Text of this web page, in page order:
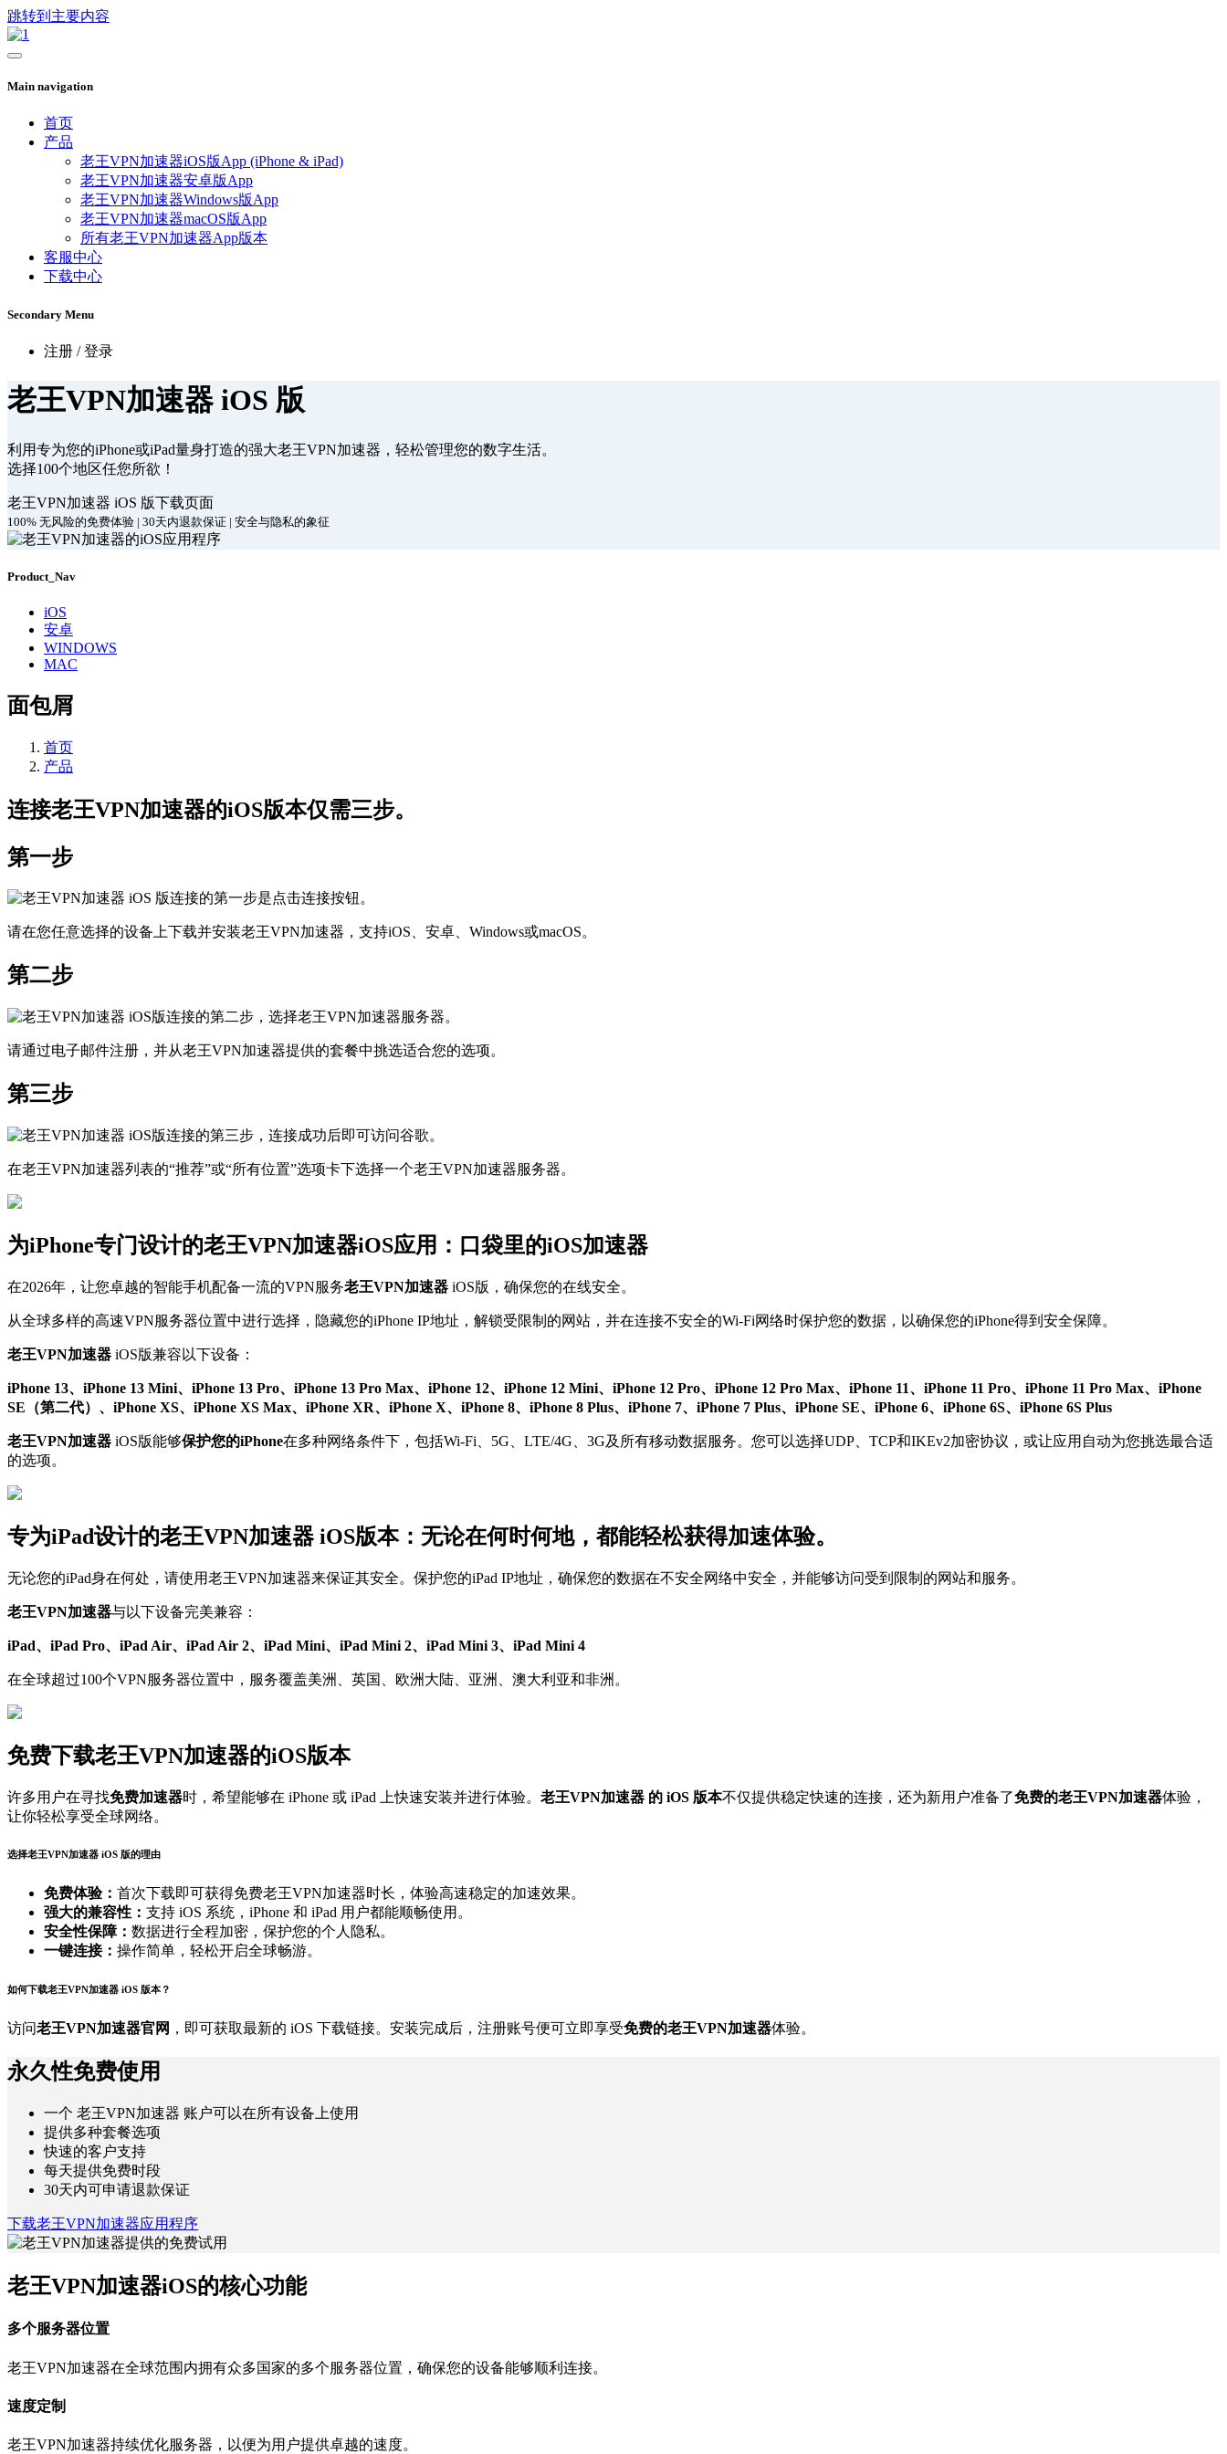
跳转到主要内容
Main navigation
首页
产品
老王VPN加速器iOS版App (iPhone & iPad)
老王VPN加速器安卓版App
老王VPN加速器Windows版App
老王VPN加速器macOS版App
所有老王VPN加速器App版本
客服中心
下载中心
Secondary Menu
注册 / 登录
老王VPN加速器 iOS 版
利用专为您的iPhone或iPad量身打造的强大老王VPN加速器，轻松管理您的数字生活。
选择100个地区任您所欲！
老王VPN加速器 iOS 版下载页面
100% 无风险的免费体验 | 30天内退款保证 | 安全与隐私的象征
Product_Nav
iOS
安卓
WINDOWS
MAC
面包屑
首页
产品
连接老王VPN加速器的iOS版本仅需三步。
第一步
请在您任意选择的设备上下载并安装老王VPN加速器，支持iOS、安卓、Windows或macOS。
第二步
请通过电子邮件注册，并从老王VPN加速器提供的套餐中挑选适合您的选项。
第三步
在老王VPN加速器列表的“推荐”或“所有位置”选项卡下选择一个老王VPN加速器服务器。
为iPhone专门设计的老王VPN加速器iOS应用：口袋里的iOS加速器
在2026年，让您卓越的智能手机配备一流的VPN服务老王VPN加速器 iOS版，确保您的在线安全。
从全球多样的高速VPN服务器位置中进行选择，隐藏您的iPhone IP地址，解锁受限制的网站，并在连接不安全的Wi-Fi网络时保护您的数据，以确保您的iPhone得到安全保障。
老王VPN加速器 iOS版兼容以下设备：
iPhone 13、iPhone 13 Mini、iPhone 13 Pro、iPhone 13 Pro Max、iPhone 12、iPhone 12 Mini、iPhone 12 Pro、iPhone 12 Pro Max、iPhone 11、iPhone 11 Pro、iPhone 11 Pro Max、iPhone
SE（第二代）、iPhone XS、iPhone XS Max、iPhone XR、iPhone X、iPhone 8、iPhone 8 Plus、iPhone 7、iPhone 7 Plus、iPhone SE、iPhone 6、iPhone 6S、iPhone 6S Plus
老王VPN加速器 iOS版能够保护您的iPhone在多种网络条件下，包括Wi-Fi、5G、LTE/4G、3G及所有移动数据服务。您可以选择UDP、TCP和IKEv2加密协议，或让应用自动为您挑选最合适
的选项。
专为iPad设计的老王VPN加速器 iOS版本：无论在何时何地，都能轻松获得加速体验。
无论您的iPad身在何处，请使用老王VPN加速器来保证其安全。保护您的iPad IP地址，确保您的数据在不安全网络中安全，并能够访问受到限制的网站和服务。
老王VPN加速器与以下设备完美兼容：
iPad、iPad Pro、iPad Air、iPad Air 2、iPad Mini、iPad Mini 2、iPad Mini 3、iPad Mini 4
在全球超过100个VPN服务器位置中，服务覆盖美洲、英国、欧洲大陆、亚洲、澳大利亚和非洲。
免费下载老王VPN加速器的iOS版本
许多用户在寻找免费加速器时，希望能够在 iPhone 或 iPad 上快速安装并进行体验。 老王VPN加速器 的 iOS 版本不仅提供稳定快速的连接，还为新用户准备了免费的老王VPN加速器体验，
让你轻松享受全球网络。
选择老王VPN加速器 iOS 版的理由
免费体验： 首次下载即可获得免费老王VPN加速器时长，体验高速稳定的加速效果。
强大的兼容性： 支持 iOS 系统，iPhone 和 iPad 用户都能顺畅使用。
安全性保障： 数据进行全程加密，保护您的个人隐私。
一键连接： 操作简单，轻松开启全球畅游。
如何下载老王VPN加速器 iOS 版本？
访问老王VPN加速器官网 ，即可获取最新的 iOS 下载链接。安装完成后，注册账号便可立即享受免费的老王VPN加速器体验。
永久性免费使用
一个 老王VPN加速器 账户可以在所有设备上使用
提供多种套餐选项
快速的客户支持
每天提供免费时段
30天内可申请退款保证
下载老王VPN加速器应用程序
老王VPN加速器iOS的核心功能
多个服务器位置
老王VPN加速器在全球范围内拥有众多国家的多个服务器位置，确保您的设备能够顺利连接。
速度定制
老王VPN加速器持续优化服务器，以便为用户提供卓越的速度。